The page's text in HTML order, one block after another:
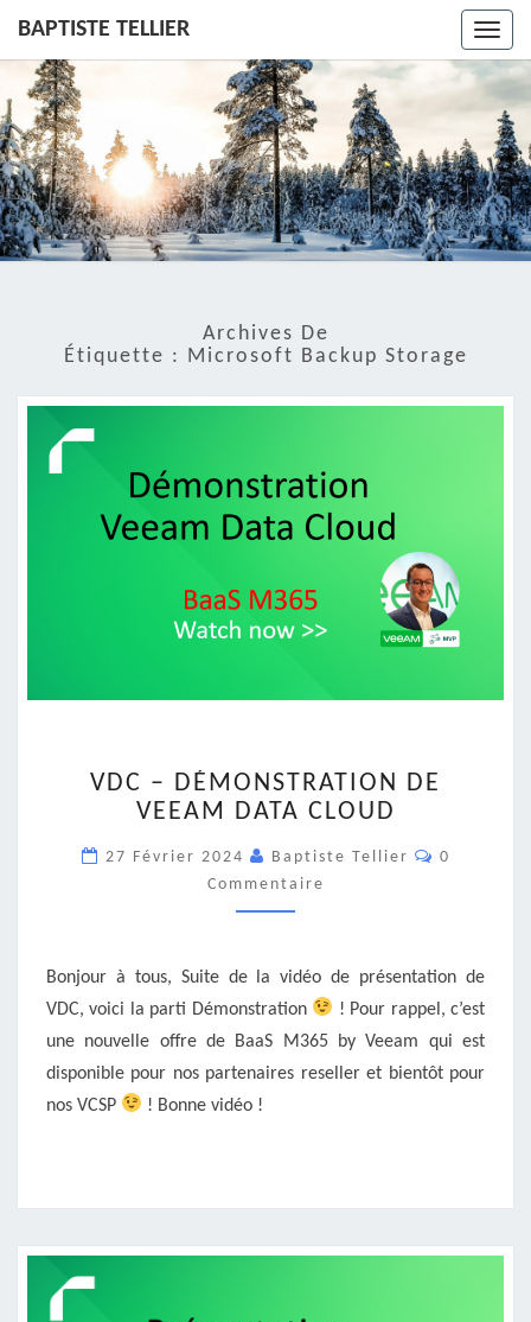
BAPTISTE TELLIER
Archives De
Étiquette : Microsoft Backup Storage
–
DÉMONSTRATION
VEEAM
DATA
CLOUD
VDC – DÉMONSTRATION DE
VEEAM DATA CLOUD
27 Février 2024 Baptiste Tellier
0
Commentaire
Bonjour à tous, Suite de la vidéo de présentation de
VDC, voici la parti Démonstration
! Pour rappel, c’est
une nouvelle offre de BaaS M365 by Veeam qui est
disponible pour nos partenaires reseller et bientôt pour
nos VCSP
! Bonne vidéo !